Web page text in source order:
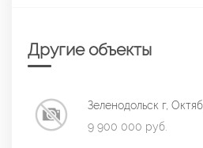
Другие объекты
Зеленодольск г,
9 900 000 руб.